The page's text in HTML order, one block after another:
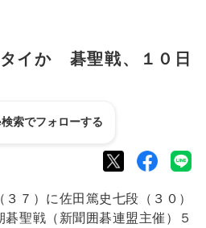
イか 碁聖戦、１０日
索でフォローする
７）に佐田篤史七段（３０）
聖戦（新聞囲碁連盟主催）５